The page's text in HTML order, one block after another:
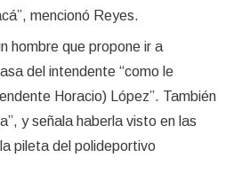
mencionó Reyes.
hombre que propone ir a
del intendente “como le
Horacio) López”. También
y señala haberla visto en las
pileta del polideportivo